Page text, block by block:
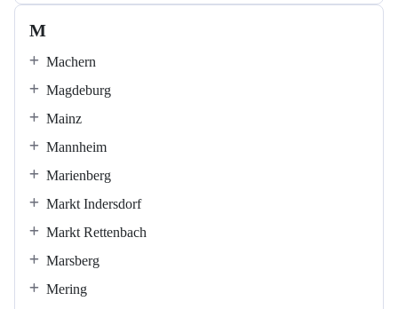
M
Machern
Magdeburg
Mainz
Mannheim
Marienberg
Markt Indersdorf
Markt Rettenbach
Marsberg
Mering